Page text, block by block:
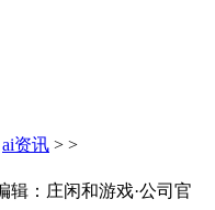
ai资讯 > >
辑：庄闲和游戏·公司官